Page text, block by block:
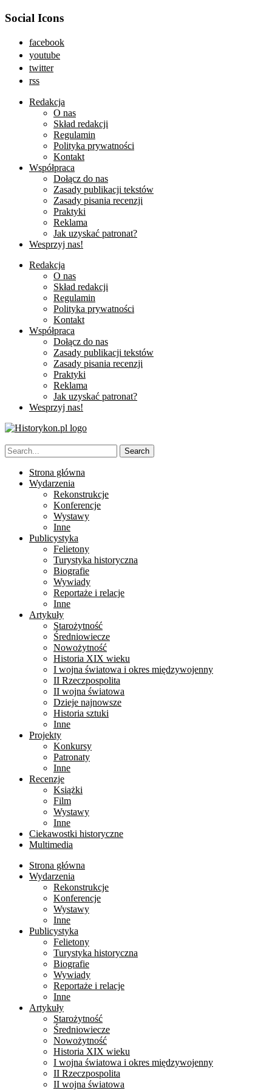
Social Icons
facebook
youtube
twitter
rss
Redakcja
O nas
Skład redakcji
Regulamin
Polityka prywatności
Kontakt
Współpraca
Dołącz do nas
Zasady publikacji tekstów
Zasady pisania recenzji
Praktyki
Reklama
Jak uzyskać patronat?
Wesprzyj nas!
Redakcja
O nas
Skład redakcji
Regulamin
Polityka prywatności
Kontakt
Współpraca
Dołącz do nas
Zasady publikacji tekstów
Zasady pisania recenzji
Praktyki
Reklama
Jak uzyskać patronat?
Wesprzyj nas!
Strona główna
Wydarzenia
Rekonstrukcje
Konferencje
Wystawy
Inne
Publicystyka
Felietony
Turystyka historyczna
Biografie
Wywiady
Reportaże i relacje
Inne
Artykuły
Starożytność
Średniowiecze
Nowożytność
Historia XIX wieku
I wojna światowa i okres międzywojenny
II Rzeczpospolita
II wojna światowa
Dzieje najnowsze
Historia sztuki
Inne
Projekty
Konkursy
Patronaty
Inne
Recenzje
Książki
Film
Wystawy
Inne
Ciekawostki historyczne
Multimedia
Strona główna
Wydarzenia
Rekonstrukcje
Konferencje
Wystawy
Inne
Publicystyka
Felietony
Turystyka historyczna
Biografie
Wywiady
Reportaże i relacje
Inne
Artykuły
Starożytność
Średniowiecze
Nowożytność
Historia XIX wieku
I wojna światowa i okres międzywojenny
II Rzeczpospolita
II wojna światowa